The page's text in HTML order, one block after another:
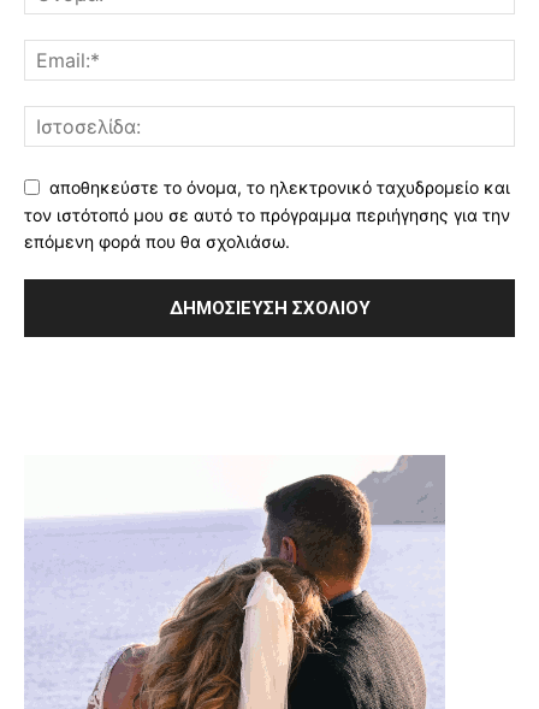
αποθηκεύστε το όνομα, το ηλεκτρονικό ταχυδρομείο και
τον ιστότοπό μου σε αυτό το πρόγραμμα περιήγησης για την
επόμενη φορά που θα σχολιάσω.